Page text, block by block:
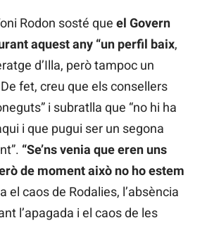
Rodon sosté que el Govern
aquest any “un perfil baix,
d’Illa, però tampoc un
fet, creu que els consellers
i subratlla que “no hi ha
i que pugui ser un segona
“Se’ns venia que eren uns
de moment això no ho estem
el caos de Rodalies, l’absència
l’apagada i el caos de les